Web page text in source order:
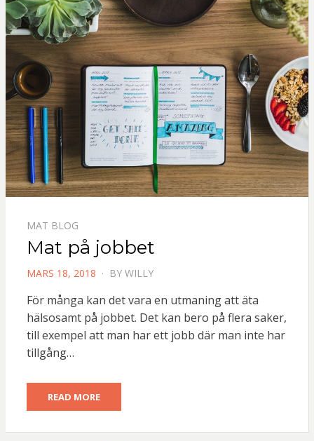
MAT BLOG
Mat på jobbet
POSTED
MARS 18, 2018 BY WILLY
För många kan det vara en utmaning att äta
hälsosamt på jobbet. Det kan bero på flera saker,
till exempel att man har ett jobb där man inte har
tillgång…
READ MORE